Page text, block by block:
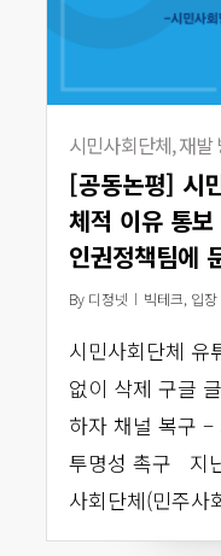
시민사회단체, 재발
[공동논평] 시
체적 이유 통
인권정책팀에
By 디정넷 빅테크, 입장
시민사회단체 유
없이 삭제 구글
하자 채널 복구
투명성 촉구 지
사회단체(민주